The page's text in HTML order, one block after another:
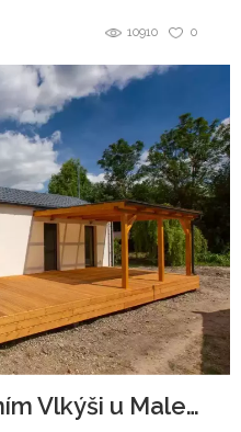
0
10910
Dřevostavba v Dolním Vlkýši u Malesic